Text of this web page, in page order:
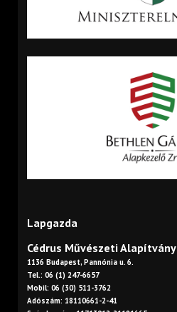
Lapgazda
Cédrus Művészeti Alapítvány
1136 Budapest, Pannónia u. 6.
Tel.: 06 (1) 247-6657
Mobil: 06 (30) 511-3762
Adószám: 18110661-2-41